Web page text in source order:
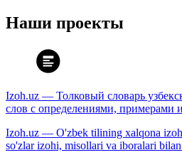
Наши проекты
Izoh.uz — Толковый словарь
слов с определениями, примерами
Izoh.uz — O'zbek tilining xalqona
so'zlar izohi, misollari va iboralari